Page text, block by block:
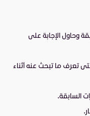
وحاول الإجابة على
تعرف ما تبحث عنه أثناء
السابقة.